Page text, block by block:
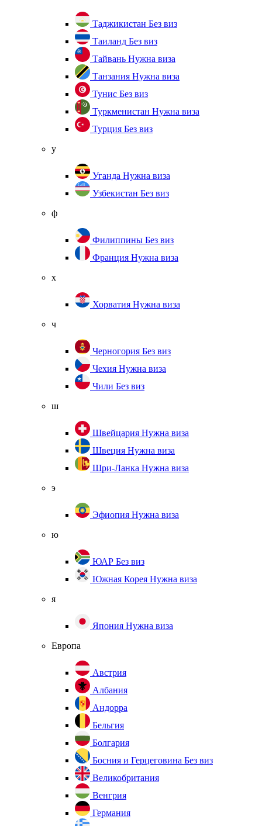
Таджикистан Без виз
Таиланд Без виз
Тайвань Нужна виза
Танзания Нужна виза
Тунис Без виз
Туркменистан Нужна виза
Турция Без виз
у
Уганда Нужна виза
Узбекистан Без виз
ф
Филиппины Без виз
Франция Нужна виза
х
Хорватия Нужна виза
ч
Черногория Без виз
Чехия Нужна виза
Чили Без виз
ш
Швейцария Нужна виза
Швеция Нужна виза
Шри-Ланка Нужна виза
э
Эфиопия Нужна виза
ю
ЮАР Без виз
Южная Корея Нужна виза
я
Япония Нужна виза
Европа
Австрия
Албания
Андорра
Бельгия
Болгария
Босния и Герцеговина Без виз
Великобритания
Венгрия
Германия